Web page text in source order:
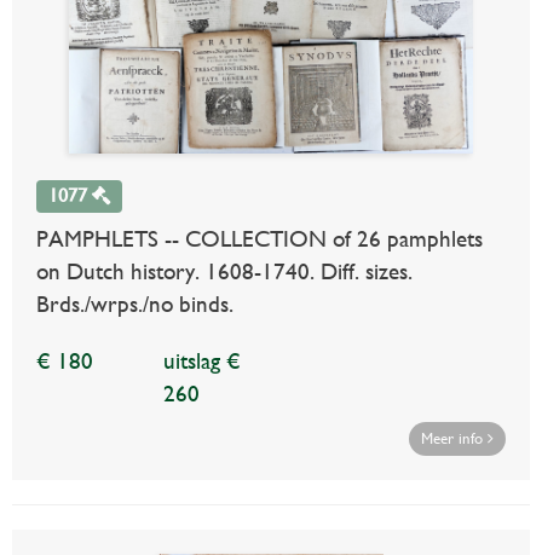
1077
PAMPHLETS -- COLLECTION of 26 pamphlets
on Dutch history. 1608-1740. Diff. sizes.
Brds./wrps./no binds.
€ 180
uitslag €
260
Meer info